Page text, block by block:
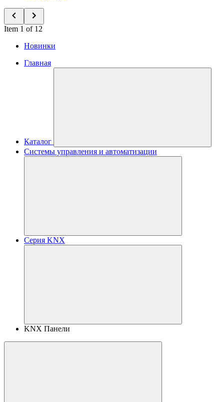
Item 1 of 12
Новинки
Главная
Каталог
Системы управления и автоматизации
Серия KNX
KNX Панели